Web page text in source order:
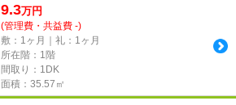
9.3万円
(管理費・共益費 -)
敷：1ヶ月｜礼：1ヶ月
所在階：1階
間取り：1DK
面積：35.57㎡